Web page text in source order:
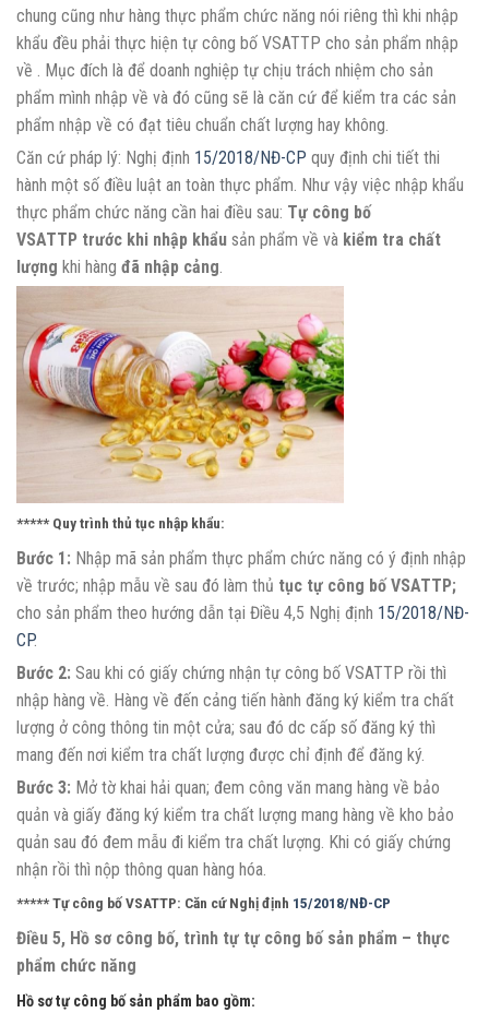
chung cũng như hàng thực phẩm chức năng nói riêng thì khi nhập
khẩu đều phải thực hiện tự công bố VSATTP cho sản phẩm nhập
về . Mục đích là để doanh nghiệp tự chịu trách nhiệm cho sản
phẩm mình nhập về và đó cũng sẽ là căn cứ để kiểm tra các sản
phẩm nhập về có đạt tiêu chuẩn chất lượng hay không.
Căn cứ pháp lý: Nghị định 15/2018/NĐ-CP quy định chi tiết thi
hành một số điều luật an toàn thực phẩm. Như vậy việc nhập khẩu
thực phẩm chức năng cần hai điều sau: Tự công bố
VSATTP trước khi nhập khẩu sản phẩm về và kiểm tra chất
lượng khi hàng đã nhập cảng
***** Quy trình thủ tục nhập khẩu:
Bước 1: Nhập mã sản phẩm thực phẩm chức năng có ý định nhập
về trước; nhập mẫu về sau đó làm thủ tục tự công bố VSATTP;
cho sản phẩm theo hướng dẫn tại Điều 4,5 Nghị định 15/2018/NĐ-
CP.
Bước 2: Sau khi có giấy chứng nhận tự công bố VSATTP rồi thì
nhập hàng về. Hàng về đến cảng tiến hành đăng ký kiểm tra chất
lượng ở công thông tin một cửa; sau đó dc cấp số đăng ký thì
mang đến nơi kiểm tra chất lượng được chỉ định để đăng ký.
Bước 3: Mở tờ khai hải quan; đem công văn mang hàng về bảo
quản và giấy đăng ký kiểm tra chất lượng mang hàng về kho bảo
quản sau đó đem mẫu đi kiểm tra chất lượng. Khi có giấy chứng
nhận rồi thì nộp thông quan hàng hóa.
***** Tự công bố VSATTP: Căn cứ Nghị định 15/2018/NĐ-CP
Điều 5, Hồ sơ công bố, trình tự tự công bố sản phẩm – thực
phẩm chức năng
Hồ sơ tự công bố sản phẩm bao gồm: